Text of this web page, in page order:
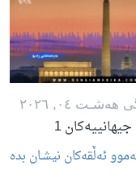
٠٤, ٢٠٢٦
1
ئه‌ڵقه‌کان نیشـان بده‌